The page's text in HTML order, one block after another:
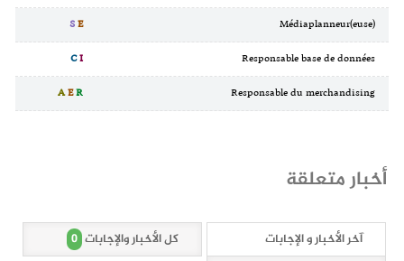
SE
CI
AER
أخبار متعلقة
آخر الأخبار و الإجابات كل الأخبار والإجابات 0